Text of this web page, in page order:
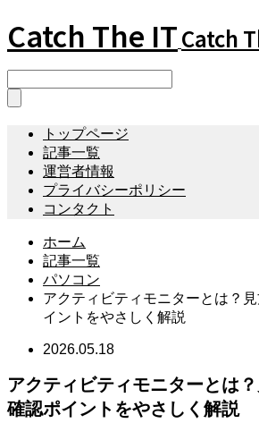
Catch The ITCatch
トップページ
記事一覧
運営者情報
プライバシーポリシー
コンタクト
ホーム
記事一覧
パソコン
アクティビティモニターとは？
イントをやさしく解説
2026.05.18
アクティビティモニターとは
確認ポイントをやさしく解説